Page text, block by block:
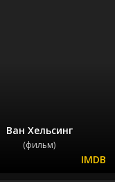
Ван Хельсинг
(фильм)